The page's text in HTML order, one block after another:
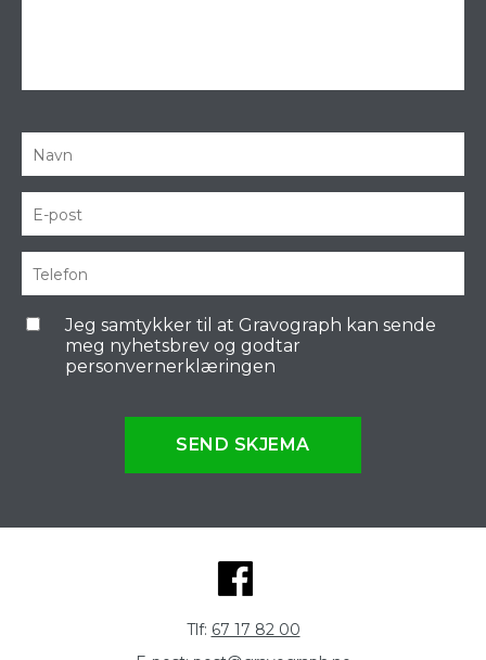
Jeg samtykker til at Gravograph kan sende
meg nyhetsbrev og godtar
personvernerklæringen
SEND SKJEMA
Tlf: 67 17 82 00